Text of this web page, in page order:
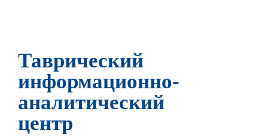
Таврический
информационно-
аналитический
центр